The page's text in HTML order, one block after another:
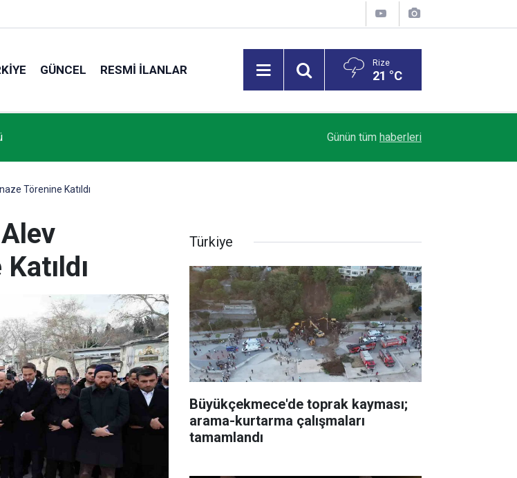
GÜNCEL RESMI İLANLAR Rize
21 °C
Rize’de otomobilin üzerine kaya düştü: 1 yaralı
Günün tüm haberleri
Törenine Katıldı
Türkiye
Büyükçekmece'de toprak kayması;
arama-kurtarma çalışmaları
tamamlandı